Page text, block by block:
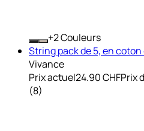
+ Couleurs
String pack de 5, en
Vivance
Prix actuel24.90 CHFPrix
(8)